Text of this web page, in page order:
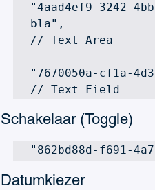
"4aad4ef9-3242-
bla",
// Text Area
"7670050a-cf1a-
// Text Field
Schakelaar (Toggle)
"862bd88d-f691-
Datumkiezer